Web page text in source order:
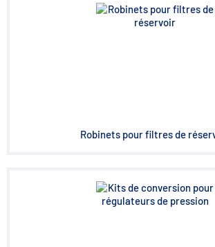
Robinets pour filtres de